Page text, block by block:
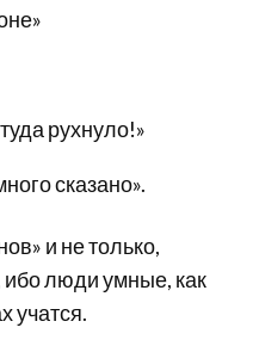
рухнуло!»
сказано».
и не только,
люди умные, как
учатся.